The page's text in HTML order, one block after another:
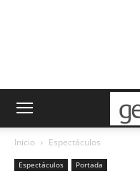
Inicio Espectáculos
Espectáculos Portada